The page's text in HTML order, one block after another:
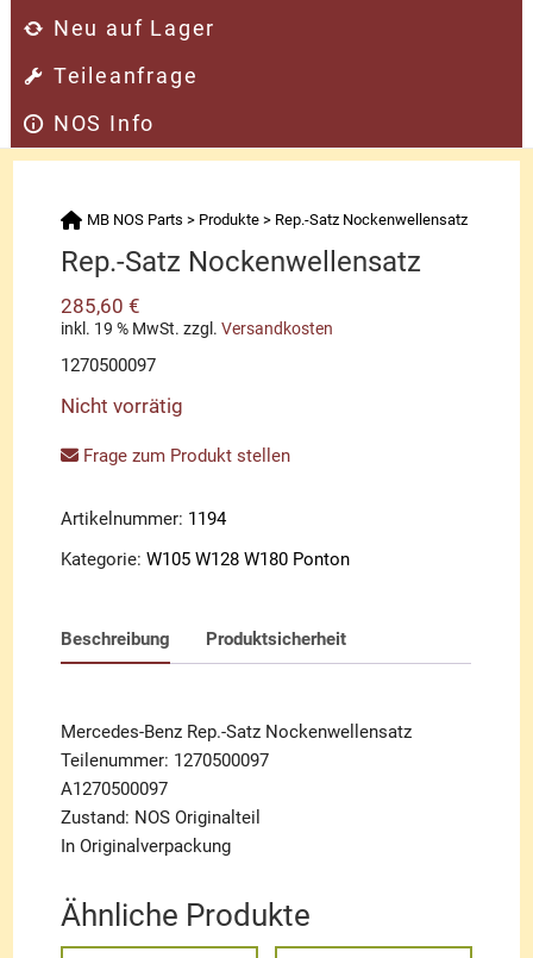
Neu auf Lager
Teileanfrage
NOS Info
MB NOS Parts > Produkte > Rep.-Satz Nockenwellensatz
Rep.-Satz Nockenwellensatz
285,60€
inkl. 19 % MwSt. zzgl.Versandkosten
1270500097
Nicht vorrätig
Frage zum Produkt stellen
Artikelnummer: 1194
Kategorie:W105 W128 W180 Ponton
Beschreibung Produktsicherheit
Mercedes-Benz Rep.-Satz Nockenwellensatz
Teilenummer: 1270500097
A1270500097
Zustand: NOS Originalteil
In Originalverpackung
Ähnliche Produkte